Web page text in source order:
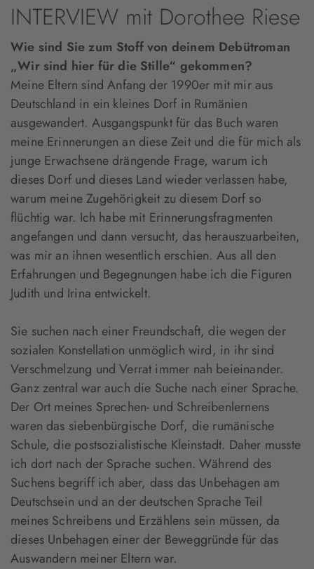
INTERVIEW mit Dorothee Riese
Wie sind Sie zum Stoff von deinem Debütroman
„Wir sind hier für die Stille“ gekommen?
Meine Eltern sind Anfang der 1990er mit mir aus
Deutschland in ein kleines Dorf in Rumänien
ausgewandert. Ausgangspunkt für das Buch waren
meine Erinnerungen an diese Zeit und die für mich als
junge Erwachsene drängende Frage, warum ich
dieses Dorf und dieses Land wieder verlassen habe,
warum meine Zugehörigkeit zu diesem Dorf so
flüchtig war. Ich habe mit Erinnerungsfragmenten
angefangen und dann versucht, das herauszuarbeiten,
was mir an ihnen wesentlich erschien. Aus all den
Erfahrungen und Begegnungen habe ich die Figuren
Judith und Irina entwickelt.
Sie suchen nach einer Freundschaft, die wegen der
sozialen Konstellation unmöglich wird, in ihr sind
Verschmelzung und Verrat immer nah beieinander.
Ganz zentral war auch die Suche nach einer Sprache.
Der Ort meines Sprechen- und Schreibenlernens
waren das siebenbürgische Dorf, die rumänische
Schule, die postsozialistische Kleinstadt. Daher musste
ich dort nach der Sprache suchen. Während des
Suchens begriff ich aber, dass das Unbehagen am
Deutschsein und an der deutschen Sprache Teil
meines Schreibens und Erzählens sein müssen, da
dieses Unbehagen einer der Beweggründe für das
Auswandern meiner Eltern war.